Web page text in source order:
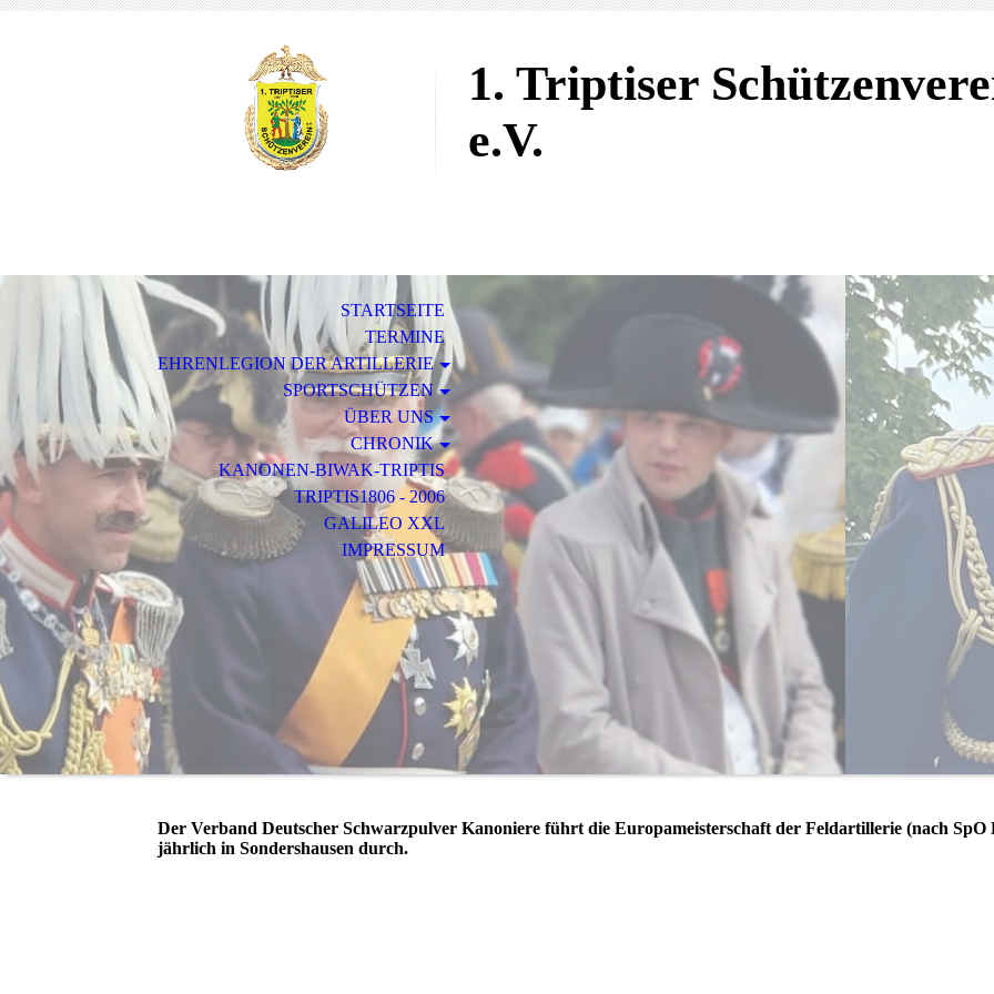
1. Triptiser
e.V.
STARTSEITE
TERMINE
EHRENLEGION DER ARTILLERIE
SPORTSCHÜTZEN
ÜBER UNS
CHRONIK
KANONEN-BIWAK-TRIPTIS
TRIPTIS1806 - 2006
GALILEO XXL
IMPRESSUM
Der Verband Deutscher Schwarzpulver Kanoniere führt die Europameisterschaft der Feldartillerie (nach SpO
jährlich in Sondershausen durch.